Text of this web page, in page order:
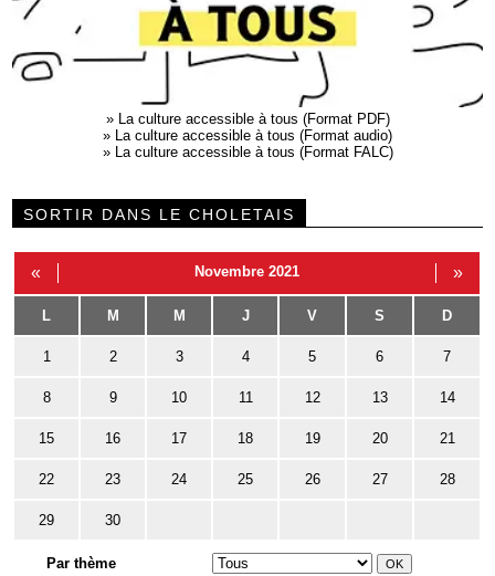
»
La culture accessible à tous (Format PDF)
»
La culture accessible à tous (Format audio)
»
La culture accessible à tous (Format FALC)
SORTIR DANS LE CHOLETAIS
« Novembre 2021 »
L M M J V S D
1 2 3 4 5 6 7
8 9 10 11 12 13 14
15 16 17 18 19 20 21
22 23 24 25 26 27 28
29 30
Par thème